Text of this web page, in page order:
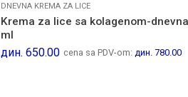
DNEVNA KREMA ZA LICE
Krema za lice sa kolagenom-
ml
дин. 650.00 cena sa PDV-om: дин.780.00